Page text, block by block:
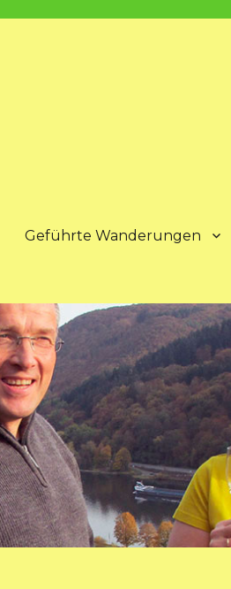
Geführte Wanderungen